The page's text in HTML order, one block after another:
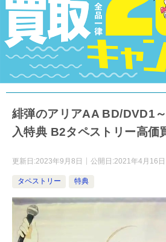
緋弾のアリアAA BD/DVD1
入特典 B2タペストリー高価
更新日:2023年9月8日 公開日:2021年4月16日
タペストリー 特典